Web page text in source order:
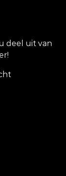
deel uit van